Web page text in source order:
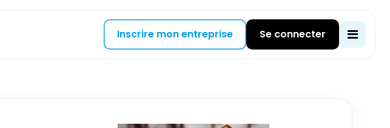
Inscrire mon entreprise Se connecter